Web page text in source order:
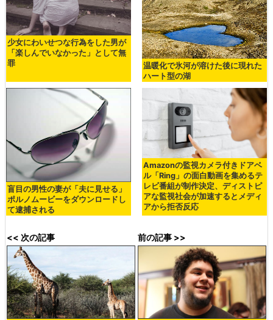
少女にわいせつな行為をした男が
「楽しんでいなかった」として無
罪
温暖化で氷河が溶けた後に現れた
ハート型の湖
盲目の男性の妻が「夫に見せる」
ポルノムービーをダウンロードし
て逮捕される
Amazonの監視カメラ付きドアベ
ル「Ring」の面白動画を集めるテ
レビ番組が制作決定、ディストピ
アな監視社会が加速するとメディ
アから拒否反応
<< 次の記事 前の記事 >>